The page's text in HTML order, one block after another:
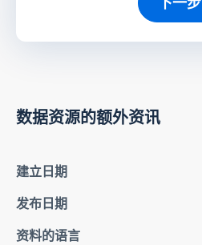
数据资源的额外资讯
建立日期
发布日期
资料的语言